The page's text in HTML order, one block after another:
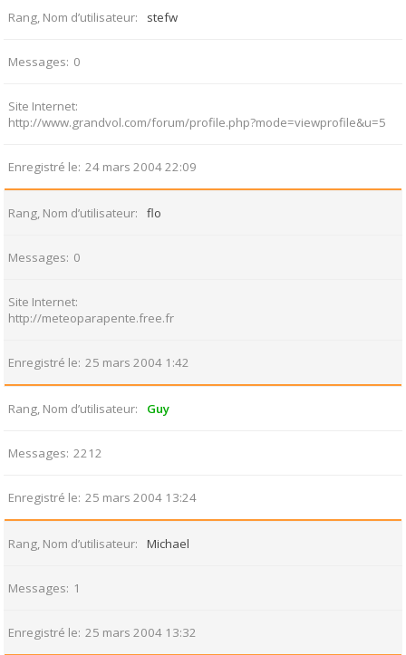
Rang, Nom d’utilisateur stefw
Messages 0
Site Internet
http://www.grandvol.com/forum/profile.php?mode=viewprofile&u=5
Enregistré le 24 mars 2004 22:09
Rang, Nom d’utilisateur flo
Messages 0
Site Internet
http://meteoparapente.free.fr
Enregistré le 25 mars 2004 1:42
Rang, Nom d’utilisateur Guy
Messages 2212
Enregistré le 25 mars 2004 13:24
Rang, Nom d’utilisateur Michael
Messages 1
Enregistré le 25 mars 2004 13:32